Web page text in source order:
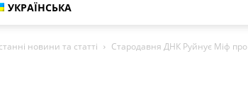
УКРАЇНСЬКА
новини та статті Стародавня ДНК Руйнує Міф